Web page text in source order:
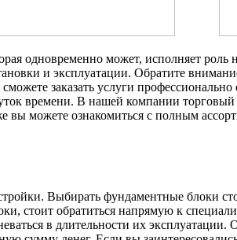
одновременно может, исполняет
и эксплуатации. Обратите
заказать услуги
времени. В нашей компании
можете ознакомиться с полным
Выбирать фундаментные блоки
стоит обратиться напрямую к
в длительности их